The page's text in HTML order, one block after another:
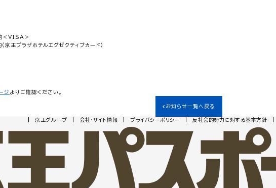
＜VISA＞
王プラザホテルエグゼクティブカード）
ジ よりご確認ください。
お知らせ一覧へ戻る
京王グループ 会社・サイト情報 プライバシーポリシー 反社会的勢力に対する基本方針